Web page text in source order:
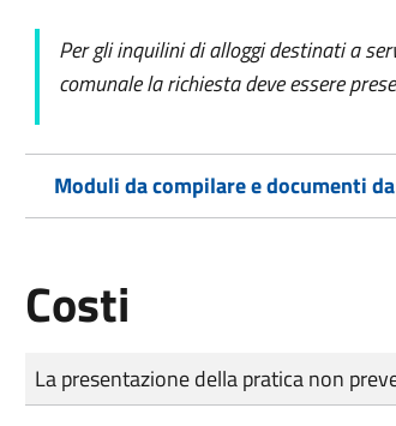
Per gli inquilini di alloggi destinati a
comunale la richiesta deve essere
Moduli da compilare e documenti
Costi
Tipo di pagamento
Importo
La presentazione della pratica non